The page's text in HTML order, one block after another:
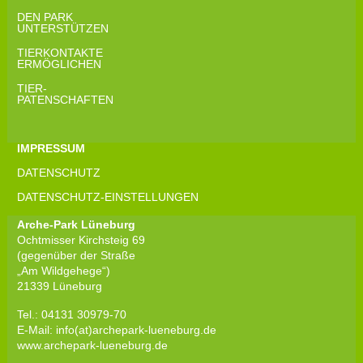
DEN PARK
UNTERSTÜTZEN
TIERKONTAKTE
ERMÖGLICHEN
TIER-
PATENSCHAFTEN
IMPRESSUM
DATENSCHUTZ
DATENSCHUTZ-EINSTELLUNGEN
Arche-Park Lüneburg
Ochtmisser Kirchsteig 69
(gegenüber der Straße
„Am Wildgehege“)
21339 Lüneburg
Tel.: 04131 30979-70
E-Mail: info(at)archepark-lueneburg.de
www.archepark-lueneburg.de